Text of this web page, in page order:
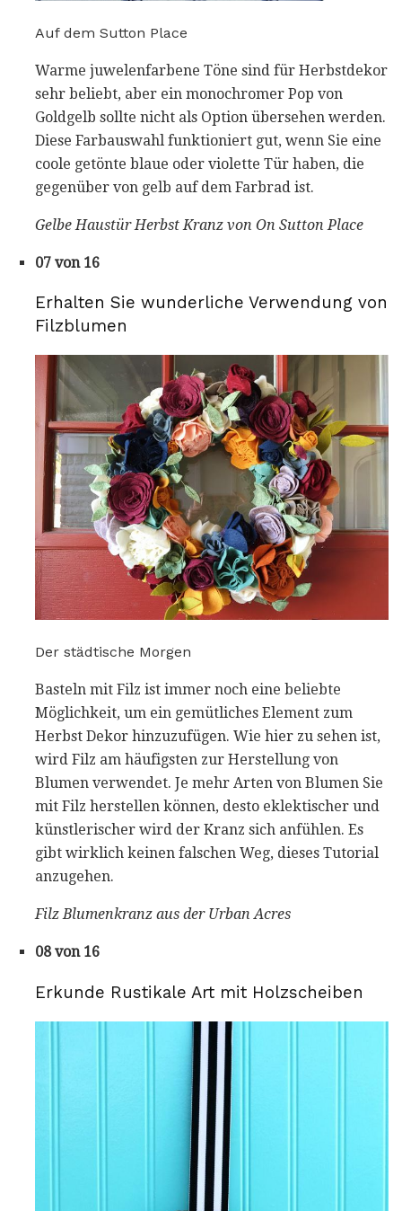
Auf dem Sutton Place
Warme juwelenfarbene Töne sind für Herbstdekor
sehr beliebt, aber ein monochromer Pop von
Goldgelb sollte nicht als Option übersehen werden.
Diese Farbauswahl funktioniert gut, wenn Sie eine
coole getönte blaue oder violette Tür haben, die
gegenüber von gelb auf dem Farbrad ist.
Gelbe Haustür Herbst Kranz von On Sutton Place
07 von 16
Erhalten Sie wunderliche Verwendung von
Filzblumen
Der städtische Morgen
Basteln mit Filz ist immer noch eine beliebte
Möglichkeit, um ein gemütliches Element zum
Herbst Dekor hinzuzufügen. Wie hier zu sehen ist,
wird Filz am häufigsten zur Herstellung von
Blumen verwendet. Je mehr Arten von Blumen Sie
mit Filz herstellen können, desto eklektischer und
künstlerischer wird der Kranz sich anfühlen. Es
gibt wirklich keinen falschen Weg, dieses Tutorial
anzugehen.
Filz Blumenkranz aus der Urban Acres
08 von 16
Erkunde Rustikale Art mit Holzscheiben